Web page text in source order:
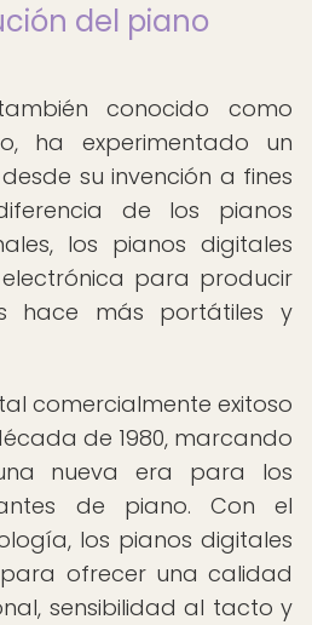
del piano
conocido como
ha experimentado un
su invención a fines
de los pianos
los pianos digitales
para producir
hace más portátiles y
comercialmente exitoso
de 1980, marcando
nueva era para los
de piano. Con el
los pianos digitales
ofrecer una calidad
sensibilidad al tacto y